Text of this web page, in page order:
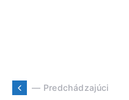
— Predchádzajúci